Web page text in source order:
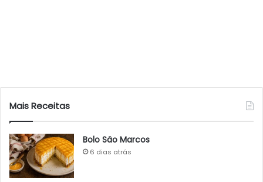
Mais Receitas
Bolo São Marcos
6 dias atrás